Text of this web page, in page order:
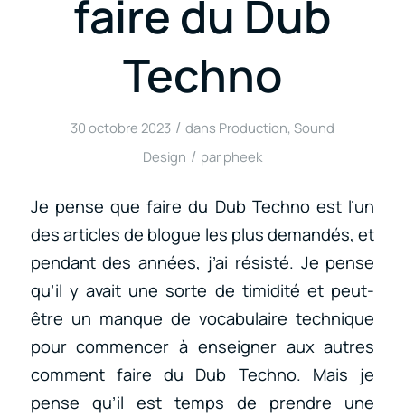
faire du Dub
Techno
30 octobre 2023 / dans Production, Sound
Design / par pheek
Je pense que faire du Dub Techno est l’un
des articles de blogue les plus demandés, et
pendant des années, j’ai résisté. Je pense
qu’il y avait une sorte de timidité et peut-
être un manque de vocabulaire technique
pour commencer à enseigner aux autres
comment faire du Dub Techno. Mais je
pense qu’il est temps de prendre une